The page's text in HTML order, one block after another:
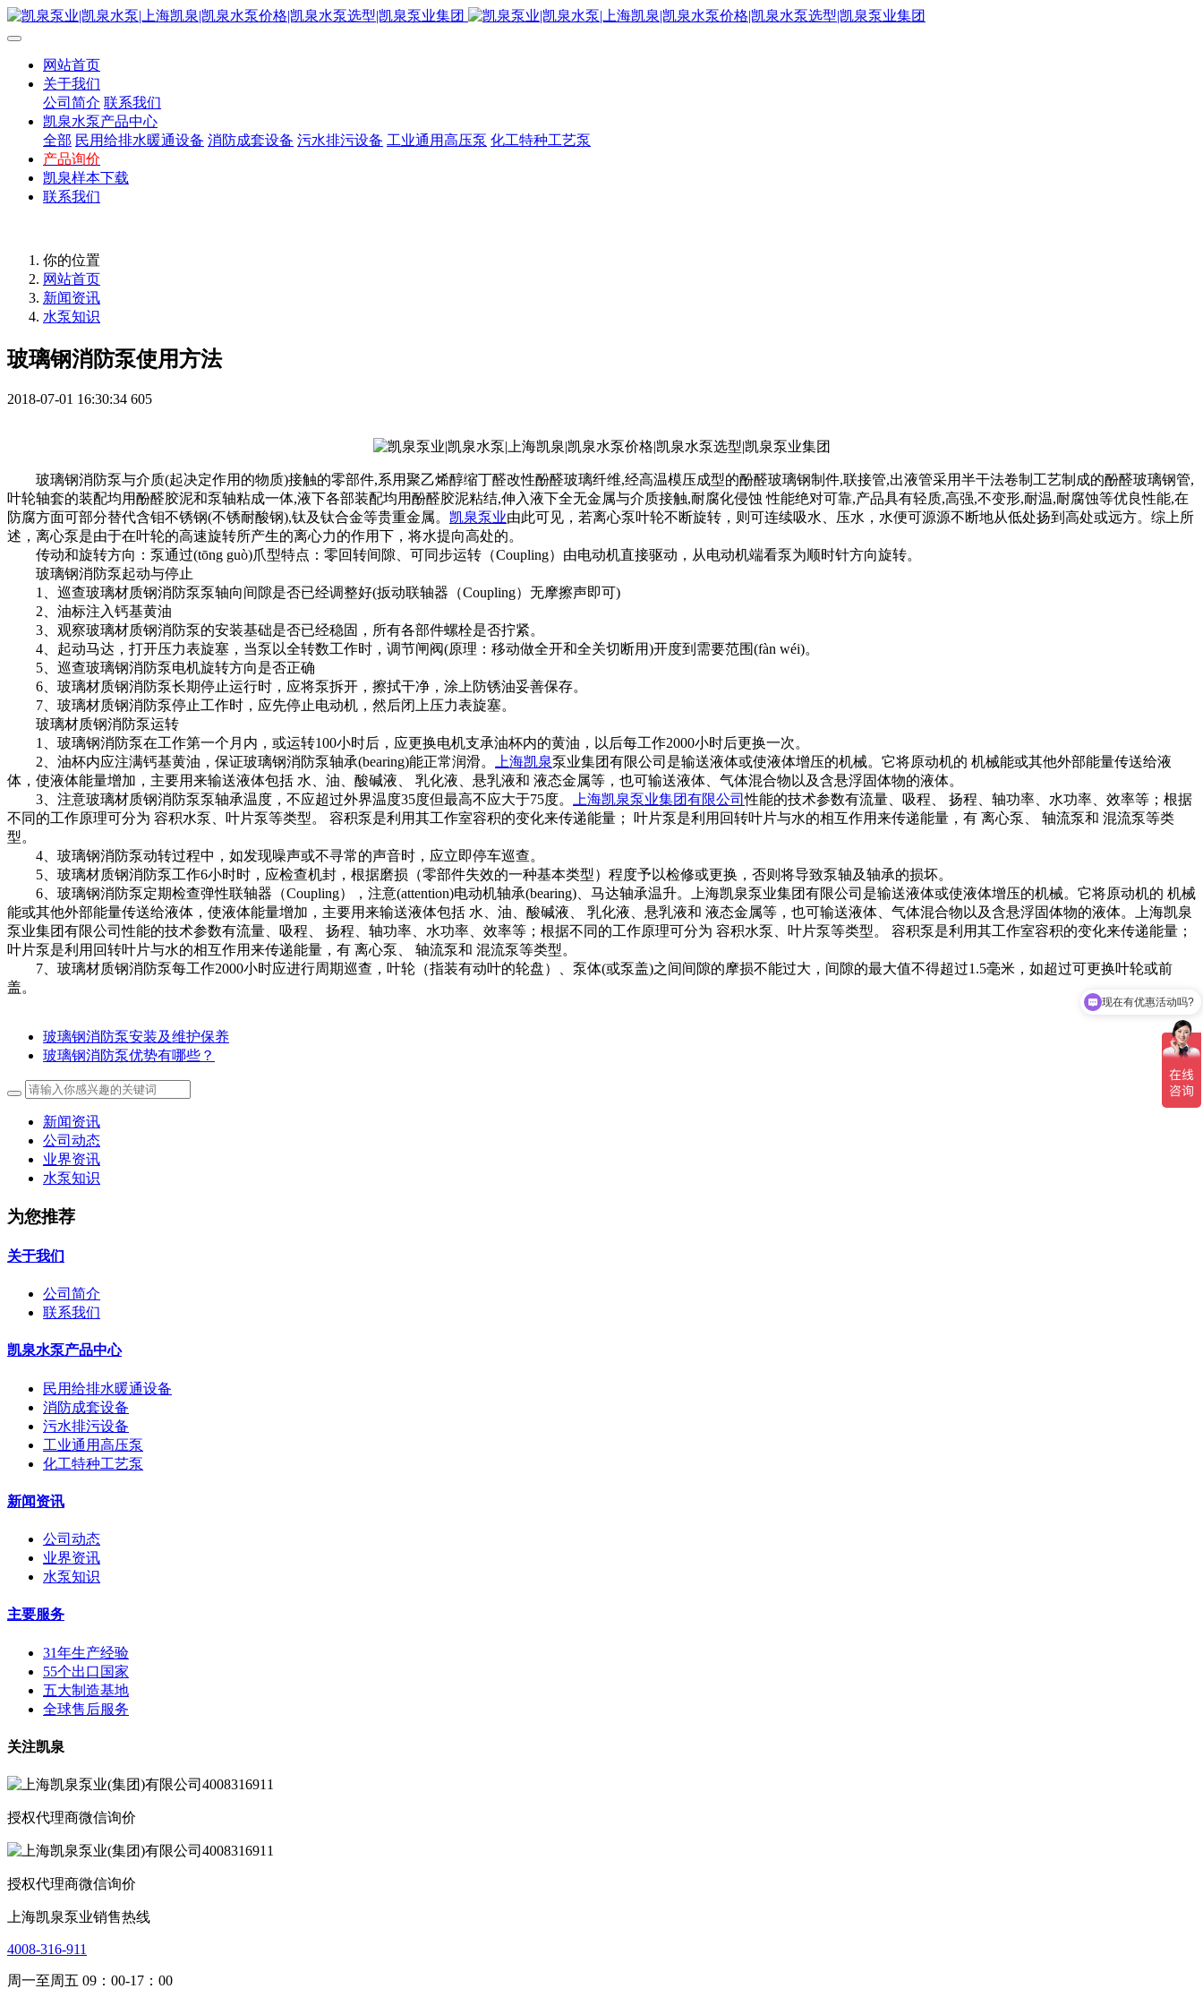
网站首页
关于我们
公司简介 联系我们
凯泉水泵产品中心
全部 民用给排水暖通设备 消防成套设备 污水排污设备 工业通用高压泵 化工特种工艺泵
产品询价
凯泉样本下载
联系我们
你的位置
网站首页
新闻资讯
水泵知识
玻璃钢消防泵使用方法
2018-07-01 16:30:34 605
玻璃钢消防泵与介质(起决定作用的物质)接触的零部件,系用聚乙烯醇缩丁醛改性酚醛玻璃纤维,经高温模压成型的酚醛玻璃钢制件,联接管,出液管采用半干法卷制工艺制成的酚醛玻璃钢管,
叶轮轴套的装配均用酚醛胶泥和泵轴粘成一体,液下各部装配均用酚醛胶泥粘结,伸入液下全无金属与介质接触,耐腐化侵蚀 性能绝对可靠,产品具有轻质,高强,不变形,耐温,耐腐蚀等优良性能,在
防腐方面可部分替代含钼不锈钢(不锈耐酸钢),钛及钛合金等贵重金属。 凯泉泵业由此可见，若离心泵叶轮不断旋转，则可连续吸水、压水，水便可源源不断地从低处扬到高处或远方。综上所
述，离心泵是由于在叶轮的高速旋转所产生的离心力的作用下，将水提向高处的。
传动和旋转方向：泵通过(tōng guò)爪型特点：零回转间隙、可同步运转（Coupling）由电动机直接驱动，从电动机端看泵为顺时针方向旋转。
玻璃钢消防泵起动与停止
1、巡查玻璃材质钢消防泵泵轴向间隙是否已经调整好(扳动联轴器（Coupling）无摩擦声即可)
2、油标注入钙基黄油
3、观察玻璃材质钢消防泵的安装基础是否已经稳固，所有各部件螺栓是否拧紧。
4、起动马达，打开压力表旋塞，当泵以全转数工作时，调节闸阀(原理：移动做全开和全关切断用)开度到需要范围(fàn wéi)。
5、巡查玻璃钢消防泵电机旋转方向是否正确
6、玻璃材质钢消防泵长期停止运行时，应将泵拆开，擦拭干净，涂上防锈油妥善保存。
7、玻璃材质钢消防泵停止工作时，应先停止电动机，然后闭上压力表旋塞。
玻璃材质钢消防泵运转
1、玻璃钢消防泵在工作第一个月内，或运转100小时后，应更换电机支承油杯内的黄油，以后每工作2000小时后更换一次。
2、油杯内应注满钙基黄油，保证玻璃钢消防泵轴承(bearing)能正常润滑。
上海凯泉泵业集团有限公司是输送液体或使液体增压的机械。它将原动机的 机械能或其他外部能量传送给液
体，使液体能量增加，主要用来输送液体包括 水、油、酸碱液、 乳化液、悬乳液和 液态金属等，也可输送液体、气体混合物以及含悬浮固体物的液体。
3、注意玻璃材质钢消防泵泵轴承温度，不应超过外界温度35度但最高不应大于75度。
上海凯泉泵业集团有限公司性能的技术参数有流量、吸程、 扬程、轴功率、水功率、效率等；根据
不同的工作原理可分为 容积水泵、叶片泵等类型。 容积泵是利用其工作室容积的变化来传递能量； 叶片泵是利用回转叶片与水的相互作用来传递能量，有 离心泵、 轴流泵和 混流泵等类
型。
4、玻璃钢消防泵动转过程中，如发现噪声或不寻常的声音时，应立即停车巡查。
5、玻璃材质钢消防泵工作6小时时，应检查机封，根据磨损（零部件失效的一种基本类型）程度予以检修或更换，否则将导致泵轴及轴承的损坏。
6、玻璃钢消防泵定期检查弹性联轴器（Coupling），注意(attention)电动机轴承(bearing)、马达轴承温升。上海凯泉泵业集团有限公司是输送液体或使液体增压的机械。它将原动机的 机械
能或其他外部能量传送给液体，使液体能量增加，主要用来输送液体包括 水、油、酸碱液、 乳化液、悬乳液和 液态金属等，也可输送液体、气体混合物以及含悬浮固体物的液体。上海凯泉
泵业集团有限公司性能的技术参数有流量、吸程、 扬程、轴功率、水功率、效率等；根据不同的工作原理可分为 容积水泵、叶片泵等类型。 容积泵是利用其工作室容积的变化来传递能量；
叶片泵是利用回转叶片与水的相互作用来传递能量，有 离心泵、 轴流泵和 混流泵等类型。
7、玻璃材质钢消防泵每工作2000小时应进行周期巡查，叶轮（指装有动叶的轮盘）、泵体(或泵盖)之间间隙的摩损不能过大，间隙的最大值不得超过1.5毫米，如超过可更换叶轮或前
盖。
玻璃钢消防泵安装及维护保养
玻璃钢消防泵优势有哪些？
新闻资讯
公司动态
业界资讯
水泵知识
为您推荐
关于我们
公司简介
联系我们
凯泉水泵产品中心
民用给排水暖通设备
消防成套设备
污水排污设备
工业通用高压泵
化工特种工艺泵
新闻资讯
公司动态
业界资讯
水泵知识
主要服务
31年生产经验
55个出口国家
五大制造基地
全球售后服务
关注凯泉
授权代理商微信询价
授权代理商微信询价
上海凯泉泵业销售热线
4008-316-911
周一至周五 09：00-17：00
现在有优惠活动吗?